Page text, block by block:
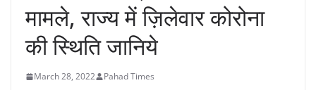
मामले, राज्य में ज़िलेवार कोरोना
की स्थिति जानिये
March 28, 2022 Pahad Times